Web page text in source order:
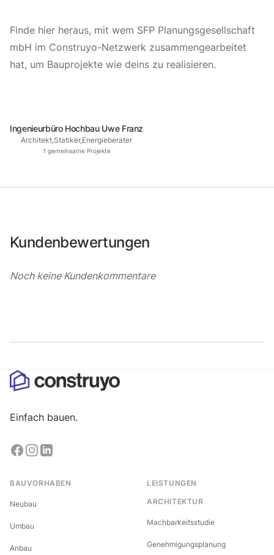
Finde hier heraus, mit wem SFP Planungsgesellschaft
mbH im Construyo-Netzwerk zusammengearbeitet
hat, um Bauprojekte wie deins zu realisieren.
Ingenieurbüro Hochbau Uwe Franz
Architekt,Statiker,Energieberater
1 gemeinsame Projekte
Kundenbewertungen
Noch keine Kundenkommentare
Einfach bauen.
BAUVORHABEN
Neubau
Umbau
Anbau
LEISTUNGEN
ARCHITEKTUR
Machbarkeitsstudie
Genehmigungsplanung